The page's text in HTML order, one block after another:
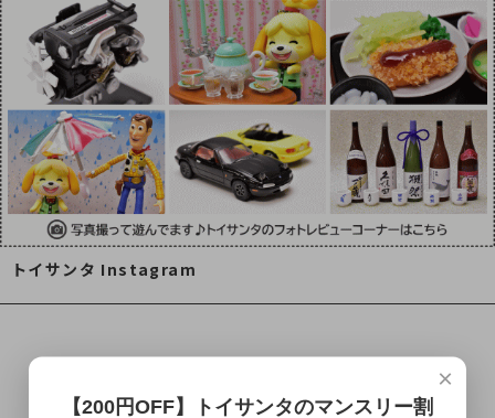
トイサンタ Instagram
×
【200円OFF】トイサンタのマンスリー割